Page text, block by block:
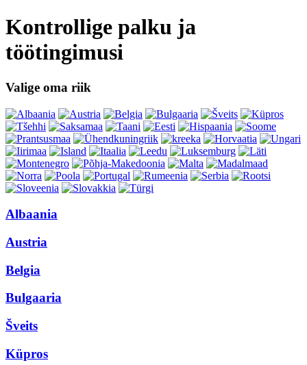
Kontrollige palku ja
töötingimusi
Valige oma riik
Albaania
Austria
Belgia
Bulgaaria
Šveits
Küpros